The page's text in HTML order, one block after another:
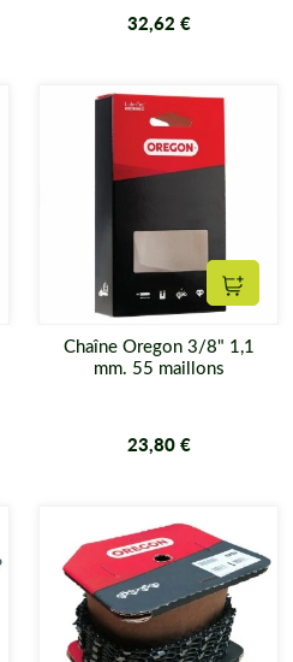
32,62 €
au panier
Chaîne Oregon 3/8" 1,1
mm. 55 maillons
23,80 €